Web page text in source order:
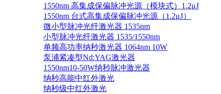
1550nm 高集成保偏脉冲光源（模块式）1.2μJ
1550nm 台式高集成保偏脉冲光源（1.2μJ）
微小型脉冲光纤激光器 1535nm
小型脉冲光纤激光器 1535/1550nm
单频高功率纳秒激光器 1064nm 10W
泵浦紧凑型Nd:YAG激光器
1550nm10-50W纳秒脉冲激光器
纳秒高能中红外激光
纳秒级中红外激光